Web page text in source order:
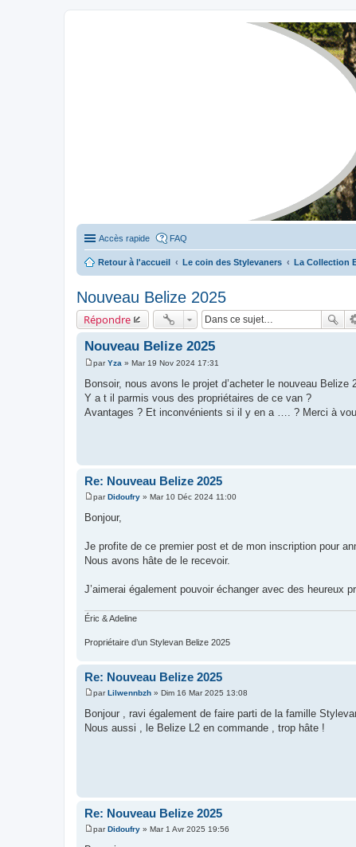
Stylevan - Vans aménagés
Accès rapide FAQ
Retour à l'accueil Le coin des Stylevaners La Collection
Nouveau Belize 2025
Répondre
Nouveau Belize 2025
M
s
s
g
parYza » Mar 19 Nov 2024 17:31
Bonsoir, nous avons le projet d’acheter le nouveau Belize
Y a t il parmis vous des propriétaires de ce van ?
Avantages ? Et inconvénients si il y en a …. ? Merci à
Re: Nouveau Belize 2025
M
s
g
e
parDidoufry » Mar 10 Déc 2024 11:00
Bonjour,
Je profite de ce premier post et de mon inscription pour
Nous avons hâte de le recevoir.
J’aimerai également pouvoir échanger avec des heureux
Éric & Adeline
Propriétaire d’un Stylevan Belize 2025
Re: Nouveau Belize 2025
M
s
s
parLilwennbzh » Dim 16 Mar 2025 13:08
Bonjour , ravi également de faire parti de la famille
Nous aussi , le Belize L2 en commande , trop hâte !
Re: Nouveau Belize 2025
M
parDidoufry » Mar 1 Avr 2025 19:56